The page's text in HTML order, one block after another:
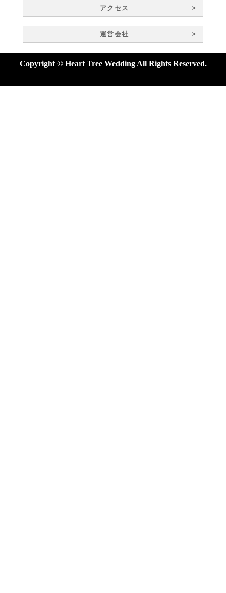
アクセス >
運営会社 >
Copyright © Heart Tree Wedding All Rights Reserved.